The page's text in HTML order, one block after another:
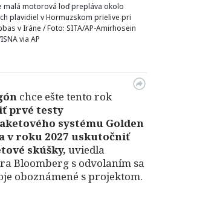
malá motorová loď prepláva okolo
plavidiel v Hormuzskom prielive pri
v Iráne / Foto: SITA/AP-Amirhosein
via AP
chce ešte tento rok
prvé testy
systému Golden
v roku 2027 uskutočniť
skúšky, uviedla
Bloomberg s odvolaním sa
oboznámené s projektom.